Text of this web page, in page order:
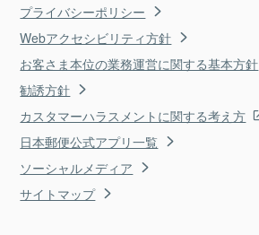
プライバシーポリシー
Webアクセシビリティ方針
お客さま本位の業務運営に関する基本方針
勧誘方針
カスタマーハラスメントに関する考え方
日本郵便公式アプリ一覧
ソーシャルメディア
サイトマップ